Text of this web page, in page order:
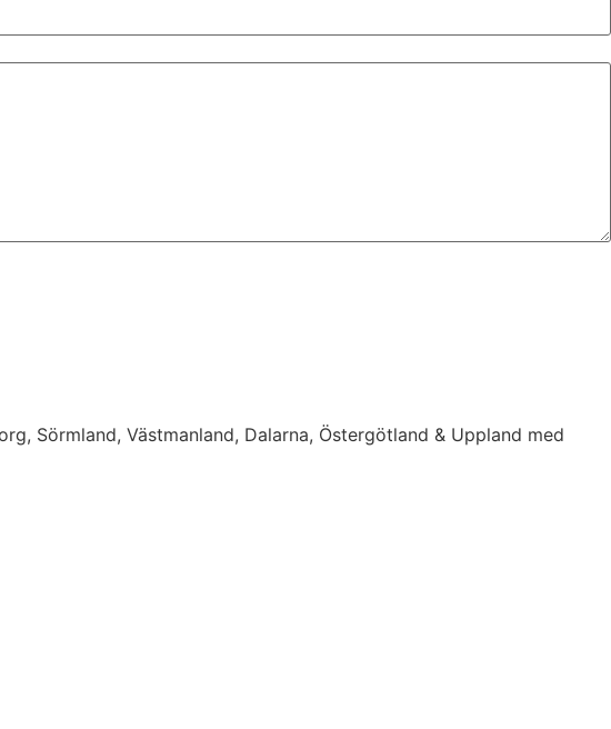
Sörmland, Västmanland, Dalarna, Östergötland & Uppland med